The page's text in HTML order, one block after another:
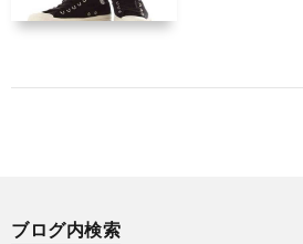
ブログ内検索